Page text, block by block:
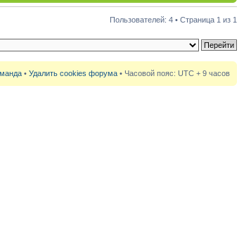
Пользователей: 4 • Страница 1 из 1
• Удалить cookies форума • Часовой пояс: UTC + 9 часов